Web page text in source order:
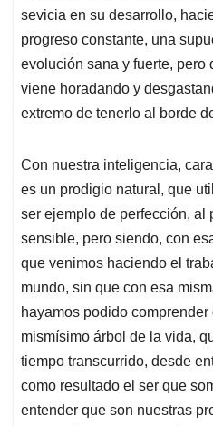
sevicia en su desarrollo,
progreso constante, una
evolución sana y fuerte, pero
viene horadando y
extremo de tenerlo al borde
Con nuestra inteligencia,
es un prodigio natural, que
ser ejemplo de perfección, al
sensible, pero siendo, con
que venimos haciendo el
mundo, sin que con esa
hayamos podido comprender
mismísimo árbol de la vida,
tiempo transcurrido, desde
como resultado el ser que
entender que son nuestras